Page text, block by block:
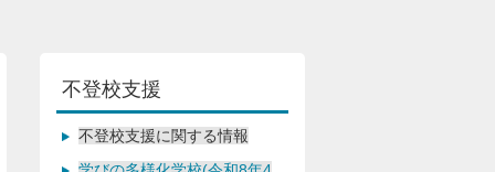
不登校支援
不登校支援に関する情報